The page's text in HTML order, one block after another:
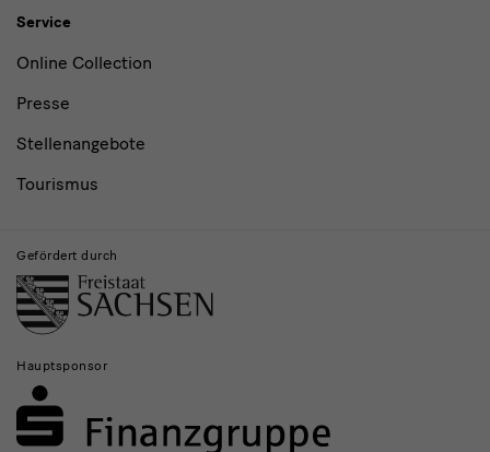
Service
Online Collection
Presse
Stellenangebote
Tourismus
Gefördert durch
Hauptsponsor